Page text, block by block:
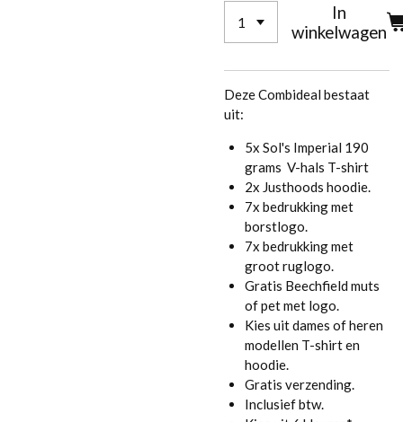
In
winkelwagen
Deze Combideal bestaat
uit:
5x Sol's Imperial 190
grams V-hals T-shirt
2x Justhoods hoodie.
7x bedrukking met
borstlogo.
7x bedrukking met
groot ruglogo.
Gratis Beechfield muts
of pet met logo.
Kies uit dames of heren
modellen T-shirt en
hoodie.
Gratis verzending.
Inclusief btw.